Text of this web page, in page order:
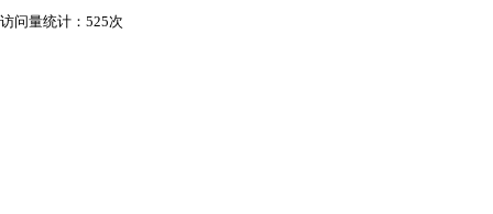
访问量统计：525次